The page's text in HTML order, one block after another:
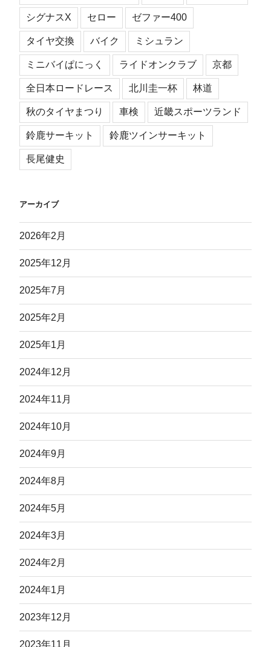
シグナスX セロー ゼファー400
タイヤ交換 バイク ミシュラン
ミニバイぱにっく ライドオンクラブ 京都
全日本ロードレース 北川圭一杯 林道
秋のタイヤまつり 車検 近畿スポーツランド
鈴鹿サーキット 鈴鹿ツインサーキット
長尾健史
アーカイブ
2026年2月
2025年12月
2025年7月
2025年2月
2025年1月
2024年12月
2024年11月
2024年10月
2024年9月
2024年8月
2024年5月
2024年3月
2024年2月
2024年1月
2023年12月
2023年11月